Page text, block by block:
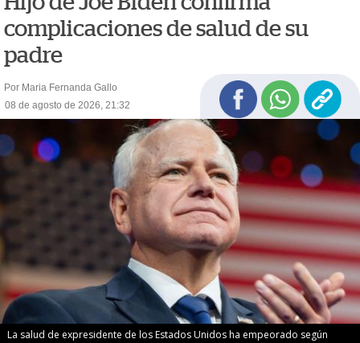
complicaciones de salud de su
padre
Por Maria Fernanda Gallo
08 de agosto de 2026, 21:32
La salud de expresidente de los Estados Unidos ha empeorado según